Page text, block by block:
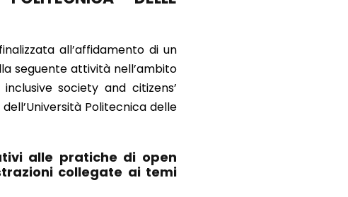
all’affidamento di un
seguente attività nell’ambito
society and citizens’
Politecnica delle
alle pratiche di open
collegate ai temi